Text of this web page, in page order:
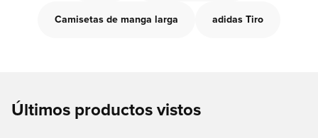
Camisetas de manga larga adidas Tiro
Últimos productos vistos